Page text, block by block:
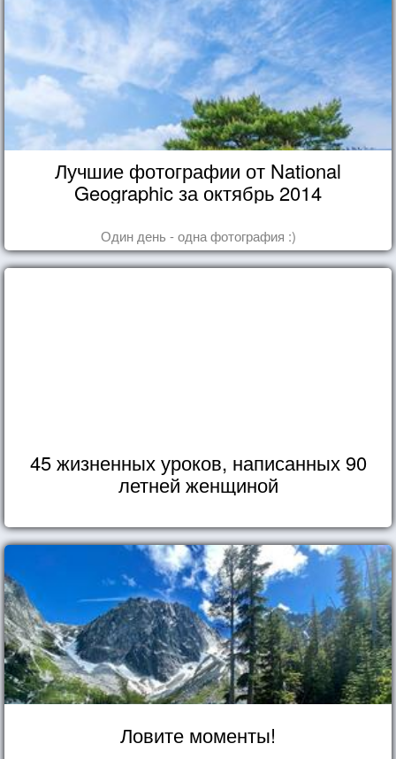
Лучшие фотографии от National
Geographic за октябрь 2014
Один день - одна фотография :)
45 жизненных уроков, написанных 90
летней женщиной
Ловите моменты!